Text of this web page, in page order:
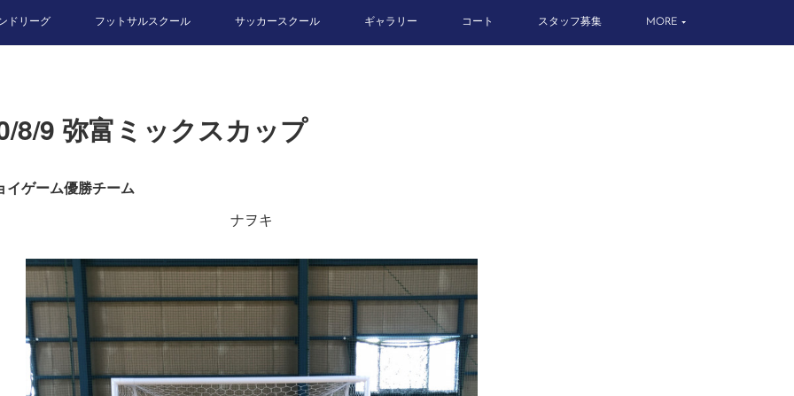
ドリーグ フットサルスクール サッカースクール ギャラリー コート スタッフ募集 MORE
8/9 弥富ミックスカップ
イゲーム優勝チーム
ナヲキ